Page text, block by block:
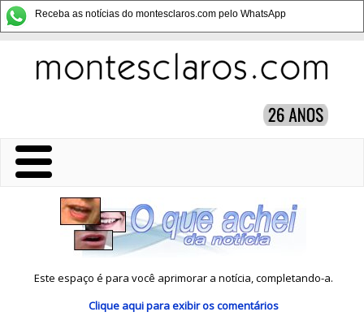
Receba as notícias do montesclaros.com pelo WhatsApp
Este espaço é para você aprimorar a notícia, completando-a.
Clique aquipara exibir os comentários